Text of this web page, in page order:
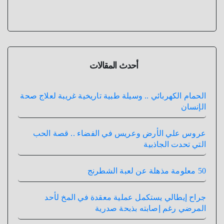
أحدث المقالات
الحمام الكهربائي .. وسيلة طبية تاريخية غريبة لعلاج صحة
الإنسان
عروس علي الأرض وعريس في الفضاء .. قصة الحب
التي تحدت الجاذبية
50 معلومة مذهلة عن لعبة الشطرنج
جراح إيطالي يستكمل عملية معقدة في المخ لأحد
المرضي رغم إصابته بذبحة صدرية